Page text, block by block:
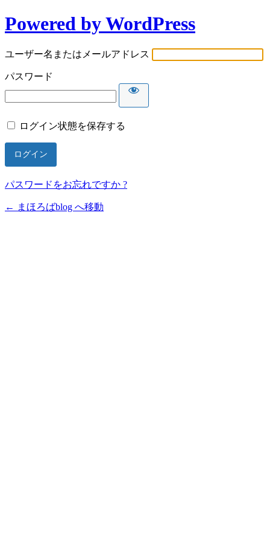
Powered by WordPress
ユーザー名またはメールアドレス
パスワード
ログイン状態を保存する
パスワードをお忘れですか ?
← まほろばblog へ移動